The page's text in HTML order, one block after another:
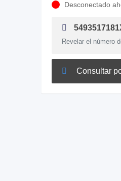
Desconectado
Revelar el número
Consultar